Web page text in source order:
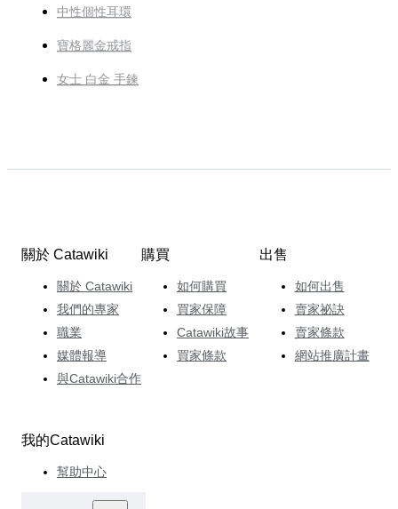
中性個性耳環
寶格麗金戒指
女士 白金 手鍊
關於 Catawiki
關於 Catawiki
我們的專家
職業
媒體報導
與Catawiki合作
購買
如何購買
買家保障
Catawiki故事
買家條款
出售
如何出售
賣家祕訣
賣家條款
網站推廣計畫
我的Catawiki
幫助中心